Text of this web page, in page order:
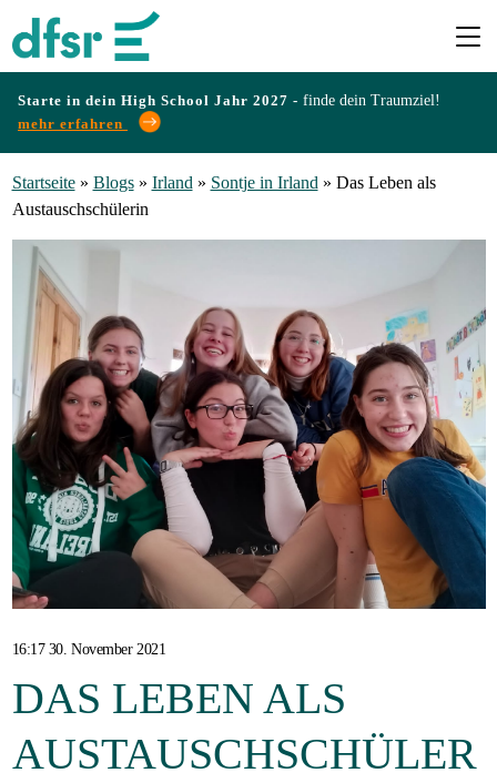
Starte in dein High School Jahr 2027 - finde dein Traumziel!
mehr erfahren
Programme
Infos
&
Erfahrungen
Preise
Gastfamilie
werden
Startseite» Blogs» Irland» Sontje in Irland» Das Leben als
Austauschschülerin
16:17 30. November 2021
DAS LEBEN ALS
AUSTAUSCHSCHÜLER